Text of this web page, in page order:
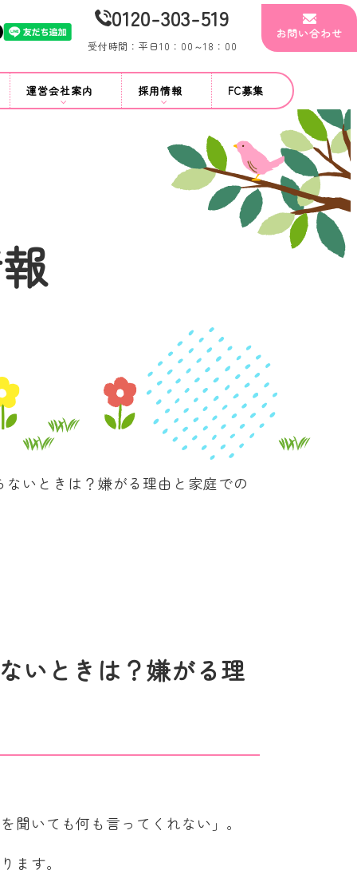
0120-303-519
受付時間：平日10：00～18：00
お問い合わせ
運営会社案内 採用情報 FC募集
いときは？嫌がる理由と家庭での
いときは？嫌がる理
聞いても何も言ってくれない」。
ます。